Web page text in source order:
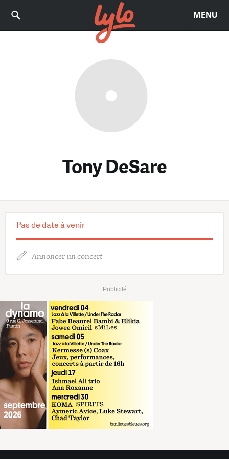
MENU
Tony DeSare
Pas de date à venir
Annoncer un concert
Publicité